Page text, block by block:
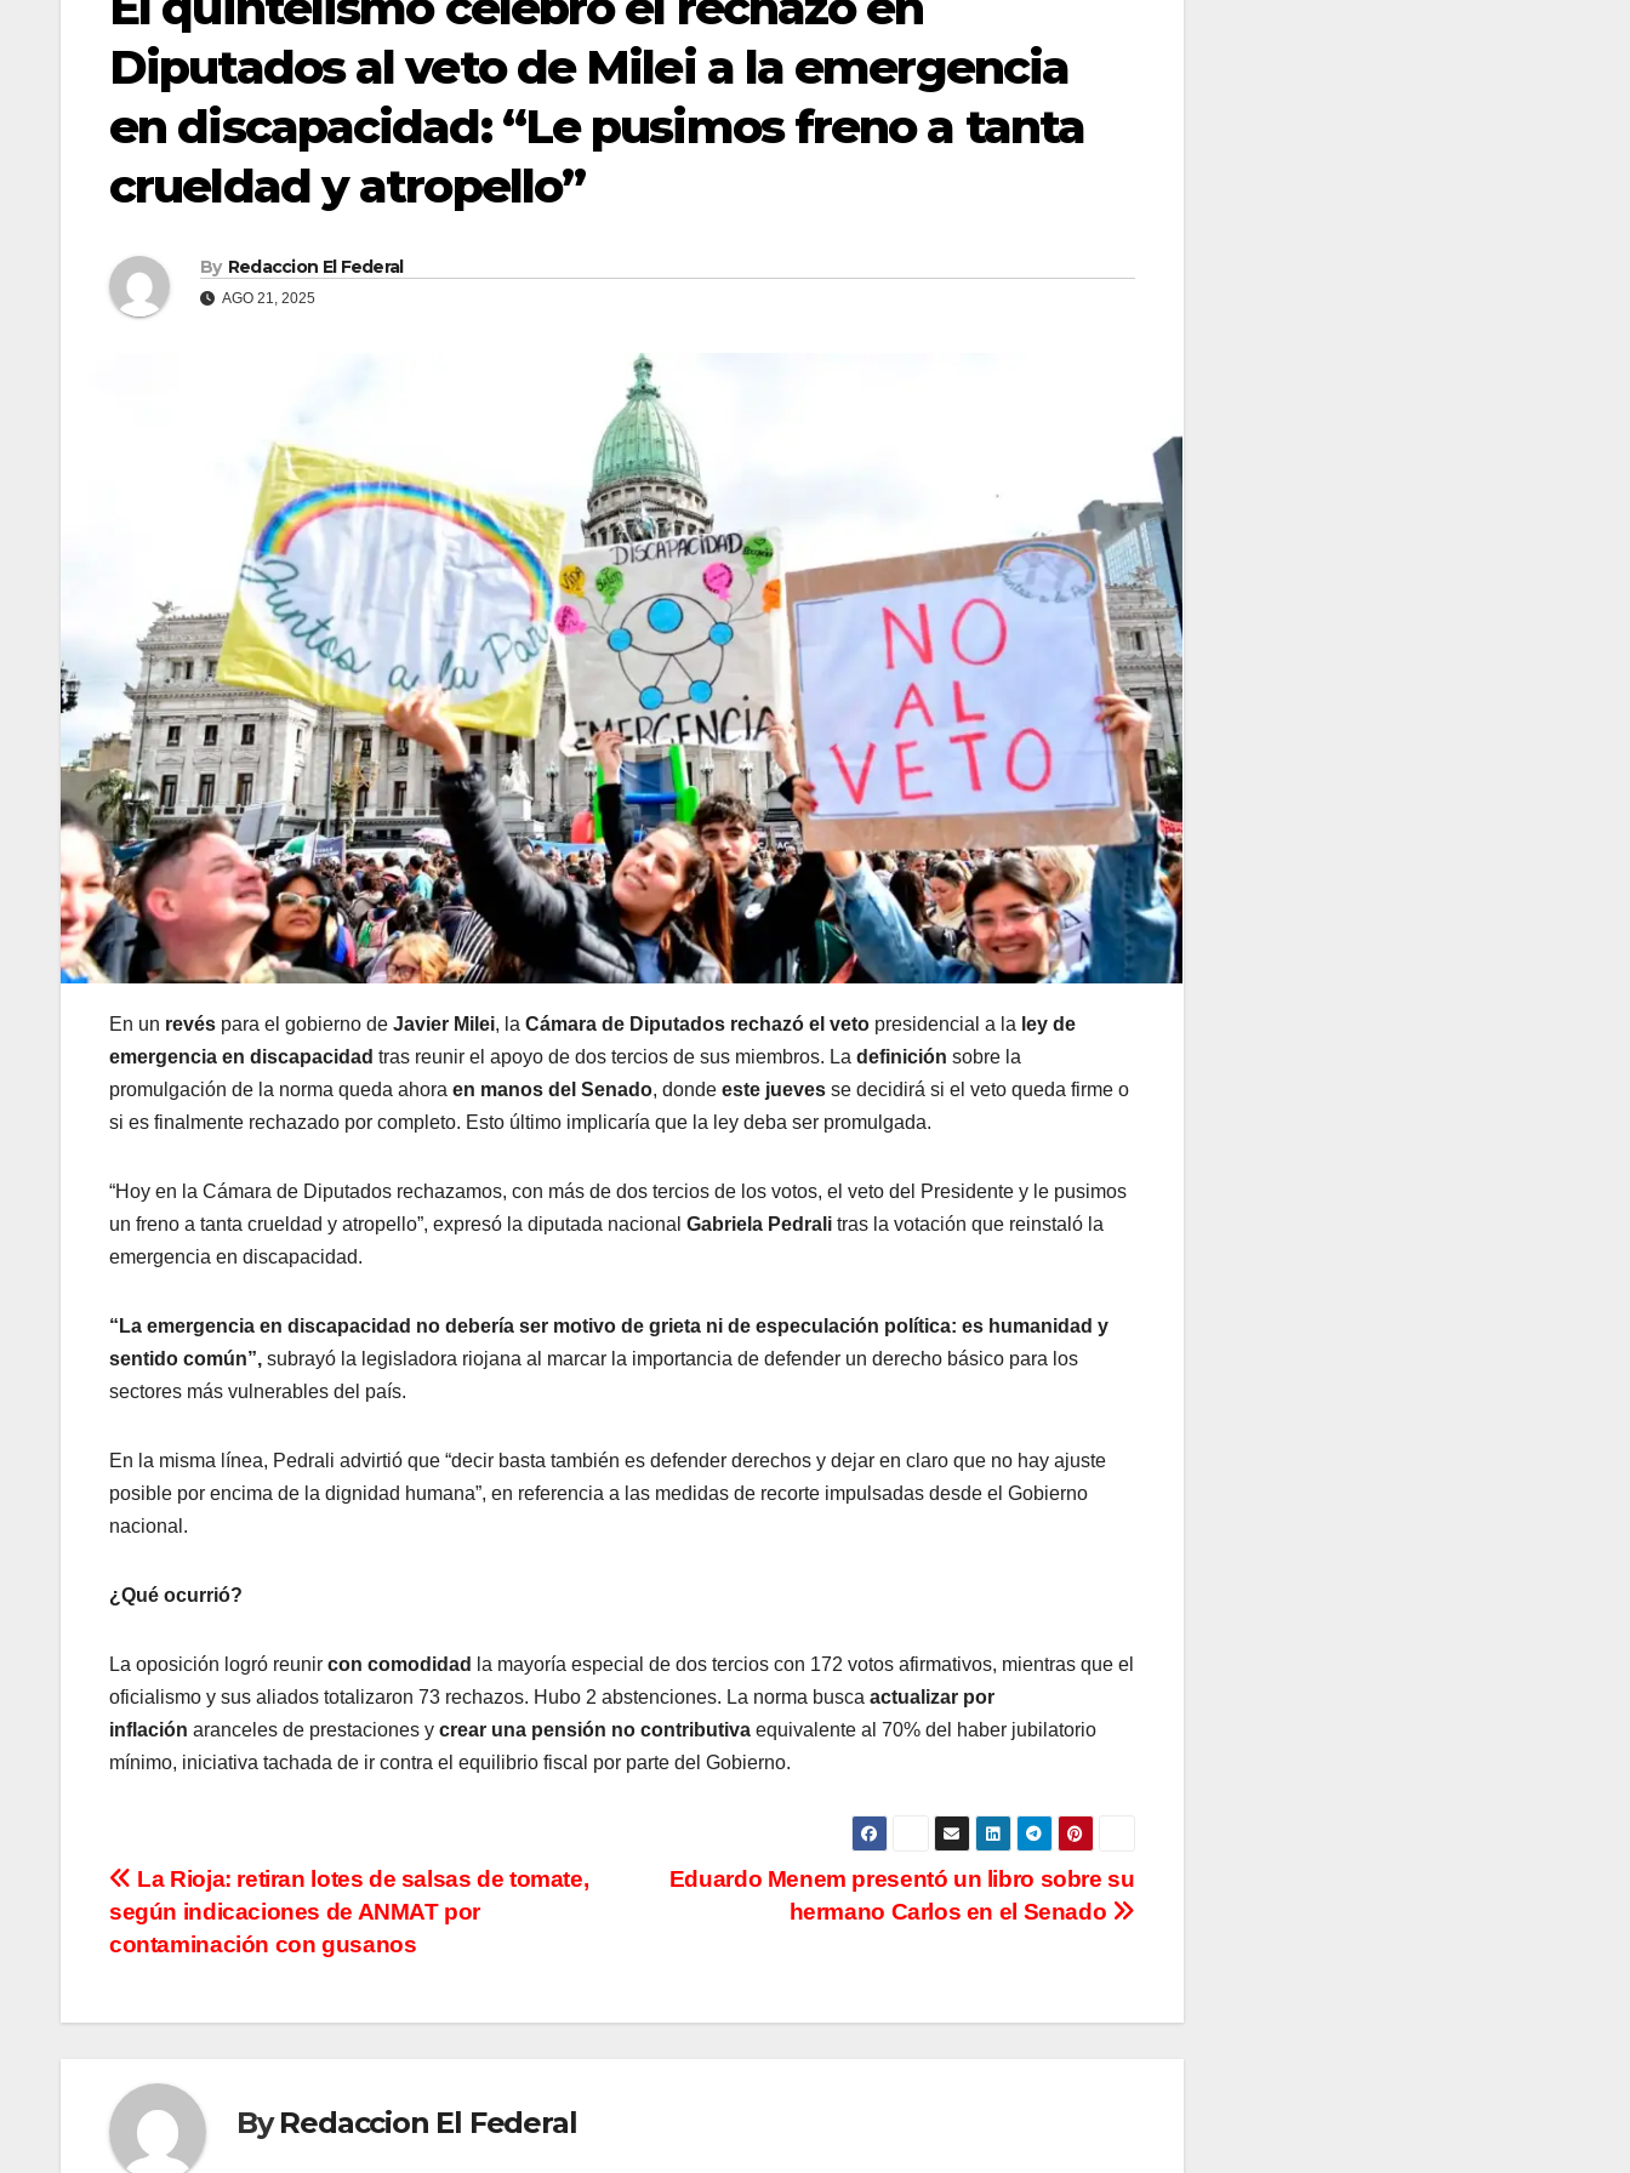
Diputados al veto de Milei a la emergencia
en discapacidad: “Le pusimos freno a tanta
crueldad y atropello”
By Redaccion El Federal
AGO 21, 2025
En un revés para el gobierno de Javier Milei, la Cámara de Diputados rechazó el veto presidencial a la ley de
emergencia en discapacidad tras reunir el apoyo de dos tercios de sus miembros. La definición sobre la
promulgación de la norma queda ahora en manos del Senado, donde este jueves se decidirá si el veto queda firme o
si es finalmente rechazado por completo. Esto último implicaría que la ley deba ser promulgada.
“Hoy en la Cámara de Diputados rechazamos, con más de dos tercios de los votos, el veto del Presidente y le pusimos
un freno a tanta crueldad y atropello”, expresó la diputada nacional Gabriela Pedrali tras la votación que reinstaló la
emergencia en discapacidad.
“La emergencia en discapacidad no debería ser motivo de grieta ni de especulación política: es humanidad y
sentido común”, subrayó la legisladora riojana al marcar la importancia de defender un derecho básico para los
sectores más vulnerables del país.
En la misma línea, Pedrali advirtió que “decir basta también es defender derechos y dejar en claro que no hay ajuste
posible por encima de la dignidad humana”, en referencia a las medidas de recorte impulsadas desde el Gobierno
nacional.
¿Qué ocurrió?
La oposición logró reunir con comodidad
la mayoría especial de dos tercios con 172 votos afirmativos, mientras que el
oficialismo y sus aliados totalizaron 73 rechazos. Hubo 2 abstenciones. La norma busca actualizar por
inflación aranceles de prestaciones y crear una pensión no contributiva equivalente al 70% del haber jubilatorio
mínimo, iniciativa tachada de ir contra el equilibrio fiscal por parte del Gobierno.
N
a
e
g
a
Eduardo Menem presentó un libro sobre su
hermano Carlos en el Senado
La Rioja: retiran lotes de salsas de tomate,
según indicaciones de ANMAT por
contaminación con gusanos
ByRedaccion El Federal